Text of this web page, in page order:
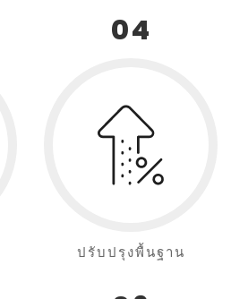
04
ปรับปรุงพื้นฐาน